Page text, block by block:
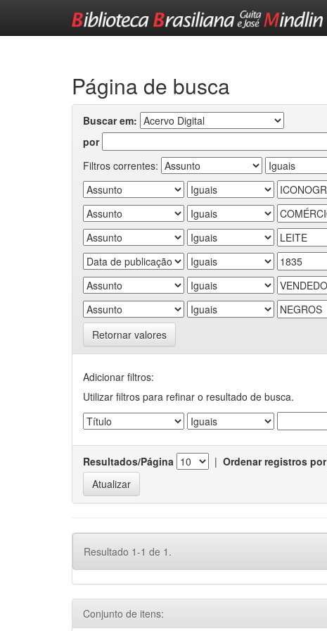
Página de busca
Buscar em:
por
Filtros correntes:
Retornar valores
Adicionar filtros:
Utilizar filtros para refinar o resultado de busca.
Resultados/Página | Ordenar registros por
Resultado 1-1 de 1.
Conjunto de itens: